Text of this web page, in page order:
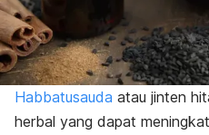
Habbatusauda atau jinten
herbal yang dapat